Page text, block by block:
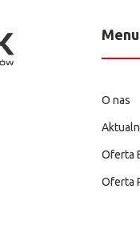
Menu
O nas
Oferta
Oferta